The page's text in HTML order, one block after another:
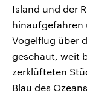
Island und der
hinaufgefahren
Vogelflug über
geschaut, weit
zerklüfteten
Blau des